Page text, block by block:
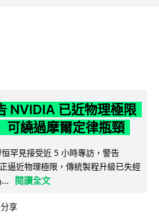
NVIDIA 已近物理極限
可繞過摩爾定律瓶頸
罕見接受近 5 小時專訪，警告
逼近物理極限，傳統製程升級已失經
閱讀全文
分享